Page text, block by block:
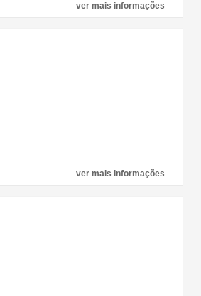
ver mais informações
ver mais informações